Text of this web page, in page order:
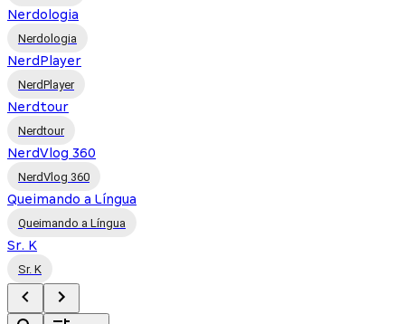
Nerdologia
Nerdologia
NerdPlayer
NerdPlayer
Nerdtour
Nerdtour
NerdVlog 360
NerdVlog 360
Queimando a Língua
Queimando a Língua
Sr. K
Sr. K